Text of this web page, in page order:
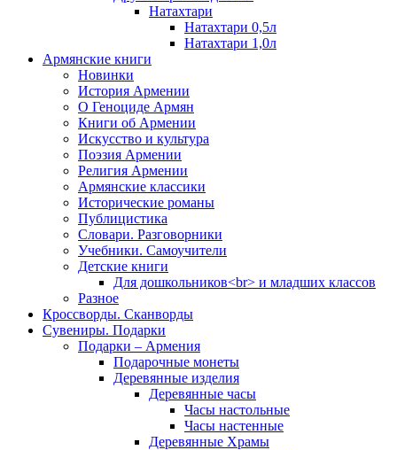
Натахтари
Натахтари 0,5л
Натахтари 1,0л
Армянские книги
Новинки
История Армении
О Геноциде Армян
Книги об Армении
Иcкусство и культура
Поэзия Армении
Религия Армении
Армянские классики
Исторические романы
Публицистика
Словари. Разговорники
Учебники. Самоучители
Детские книги
Для дошкольников<br> и младших классов
Разное
Кроссворды. Сканворды
Сувениры. Подарки
Подарки – Армения
Подарочные монеты
Деревянные изделия
Деревянные часы
Часы настольные
Часы настенные
Деревянные Храмы